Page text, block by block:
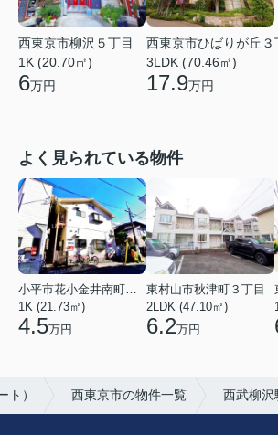
西東京市柳沢５丁目
1K (20.70㎡)
6万円
西東京市ひばりが丘３
3LDK (70.46㎡)
17.9万円
よく見られている物件
小平市花小金井南町１丁目
1K (21.73㎡)
4.5万円
東村山市秋津町３丁目
2LDK (47.10㎡)
6.2万円
） 西東京市の物件一覧 西武柳沢